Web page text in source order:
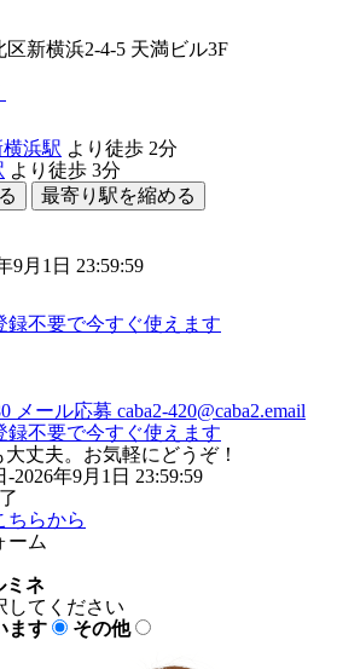
新横浜2-4-5 天満ビル3F
浜駅 より徒歩 2分
より徒歩 3分
最寄り駅を縮める
9月1日 23:59:59
録不要で今すぐ使えます
メール応募 caba2-420@caba2.email
録不要で今すぐ使えます
丈夫。お気軽にどうぞ！
2026年9月1日 23:59:59
ちらから
ーム
ネ
してください
ます
その他